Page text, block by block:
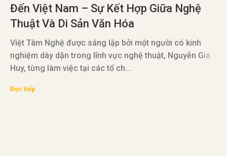
Đến Việt Nam – Sự Kết Hợp Giữa Nghệ
Thuật Và Di Sản Văn Hóa
Việt Tâm Nghệ được sáng lập bởi một người có kinh
nghiệm dày dặn trong lĩnh vực nghệ thuật, Nguyễn Gia
Huy, từng làm việc tại các tổ ch...
Đọc tiếp